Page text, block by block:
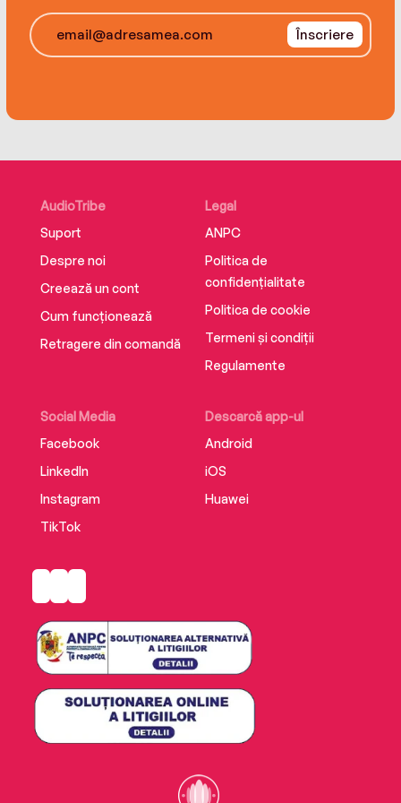
Înscriere
AudioTribe
Suport
Despre noi
Creează un cont
Cum funcționează
Retragere din comandă
Social Media
Facebook
LinkedIn
Instagram
TikTok
Descarcă app-ul
Android
iOS
Huawei
Legal
ANPC
Politica de
confidențialitate
Politica de cookie
Termeni și condiții
Regulamente